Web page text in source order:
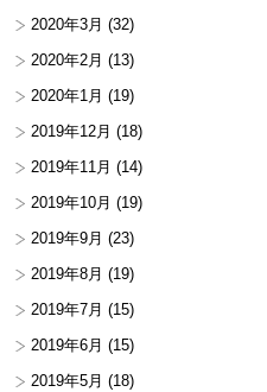
2020年3月 (32)
2020年2月 (13)
2020年1月 (19)
2019年12月 (18)
2019年11月 (14)
2019年10月 (19)
2019年9月 (23)
2019年8月 (19)
2019年7月 (15)
2019年6月 (15)
2019年5月 (18)